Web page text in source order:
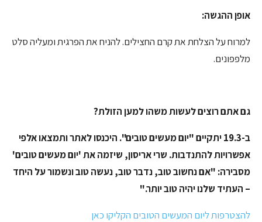
אופן ההגשה:
למרוח על הצלחת את קרם החצילים. להניח את הפרגית ומעליה סלט
מלפפונים.
גם אתם רוצים לעשות משהו למען הזולת?
ב-19.3 יתקיים "יום מעשים טובים". היכנסו לאתר ותמצאו אלפי
אפשרויות להתנדבות. שרי אריסון, שיזמה את 'יום מעשים טובים'
מסבירה: "אם נחשוב טוב, נדבר טוב, נעשה טוב ונשמור על היחד
– העתיד שלנו יהיה טוב יותר."
להצטרפות ליום המעשים הטובים הקליקו כאן